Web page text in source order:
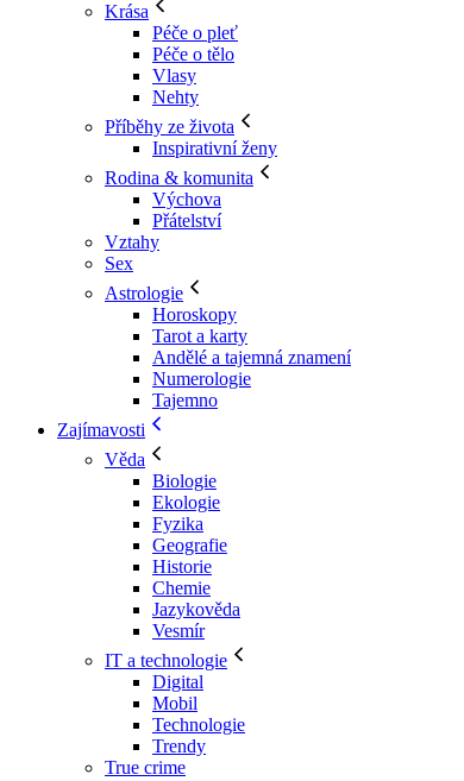
Krása
Péče o pleť
Péče o tělo
Vlasy
Nehty
Příběhy ze života
Inspirativní ženy
Rodina & komunita
Výchova
Přátelství
Vztahy
Sex
Astrologie
Horoskopy
Tarot a karty
Andělé a tajemná znamení
Numerologie
Tajemno
Zajímavosti
Věda
Biologie
Ekologie
Fyzika
Geografie
Historie
Chemie
Jazykověda
Vesmír
IT a technologie
Digital
Mobil
Technologie
Trendy
True crime